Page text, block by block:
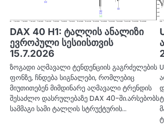
DAX 40 H1: ტალღის ანალიზი
ევროპული სესიისთვის
15.7.2026
ზოგადი აღმავალი ტენდენციის გაგრძელების
ფონზე, ჩნდება სიგნალები, რომლებიც
მიუთითებენ მიმდინარე აღმავალი ტრენდის
შესაძლო დასრულებაზე DAX 40-ში.არსებობს
სამმაგი სამი ტალღის სტრუქტურის…